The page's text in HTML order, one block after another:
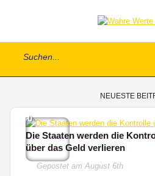
NEUESTE
0
Die Staaten werden die
über das Geld verlieren
Gepostet amAugust 6th